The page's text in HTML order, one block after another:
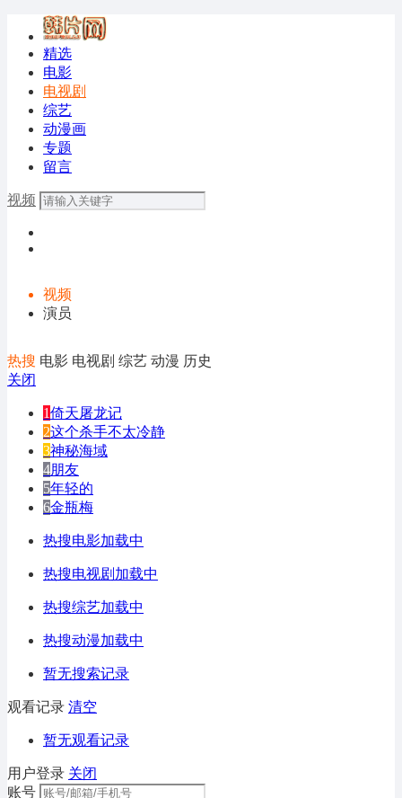
精选
电影
电视剧
综艺
动漫画
专题
留言
视频
视频
演员
热搜 电影 电视剧 综艺 动漫 历史
关闭
1倚天屠龙记
2这个杀手不太冷静
3神秘海域
4朋友
5年轻的
6金瓶梅
热搜电影加载中
热搜电视剧加载中
热搜综艺加载中
热搜动漫加载中
暂无搜索记录
观看记录 清空
暂无观看记录
用户登录 关闭
账号